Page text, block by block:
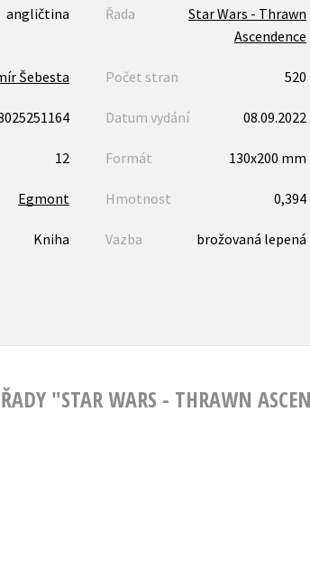
angličtina Řada
Star Wars - Thrawn
Ascendence
Šebesta Počet stran 520
Datum vydání 08.09.2022
12 Formát 130x200 mm
Egmont Hmotnost 0,394
Kniha Vazba brožovaná lepená
"STAR WARS - THRAWN